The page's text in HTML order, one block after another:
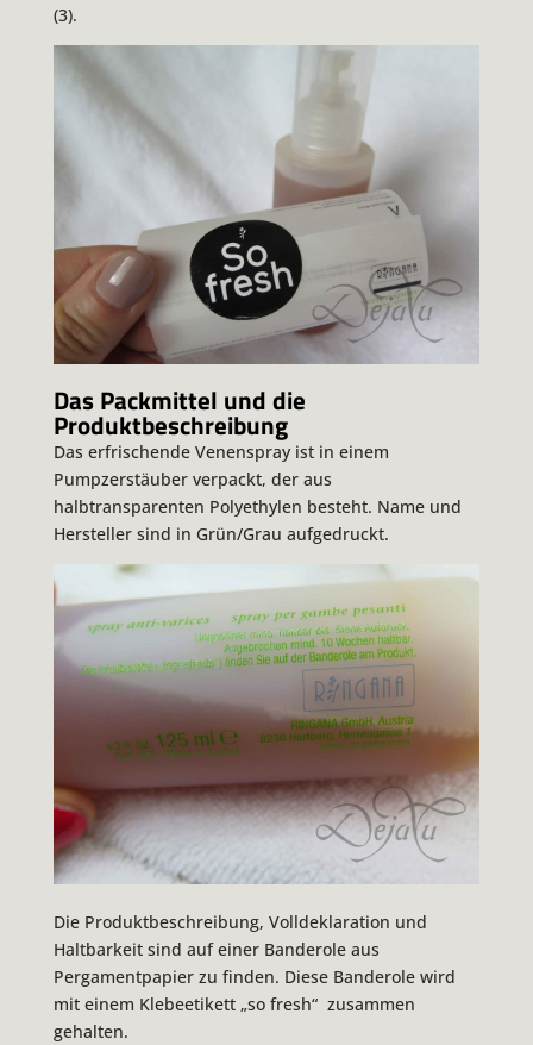
(3).
Das Packmittel und die
Produktbeschreibung
Das erfrischende Venenspray ist in einem
Pumpzerstäuber verpackt, der aus
halbtransparenten Polyethylen besteht. Name und
Hersteller sind in Grün/Grau aufgedruckt.
Die Produktbeschreibung, Volldeklaration und
Haltbarkeit sind auf einer Banderole aus
Pergamentpapier zu finden. Diese Banderole wird
mit einem Klebeetikett „so fresh“ zusammen
gehalten.